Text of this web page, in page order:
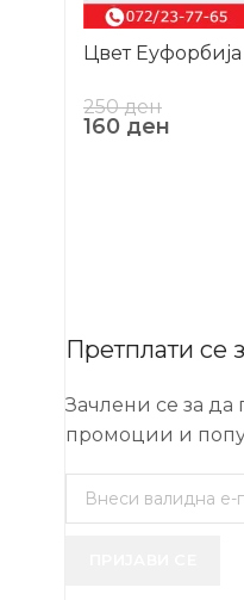
Цвет
250ден
160 ден
Претплати се
Зачлени се за да
промоции и